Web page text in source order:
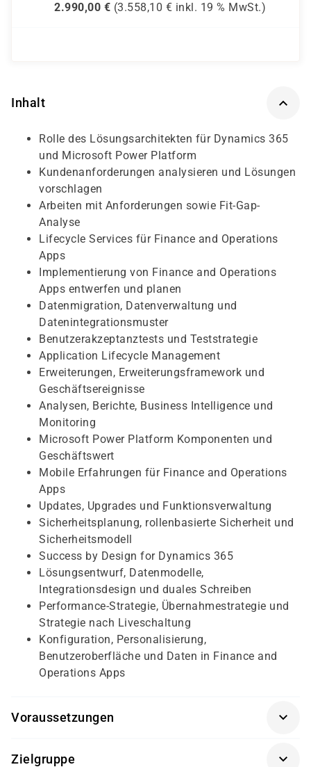
2.990,00 € (3.558,10 € inkl. 19 % MwSt.)
Inhalt
Rolle des Lösungsarchitekten für Dynamics 365
und Microsoft Power Platform
Kundenanforderungen analysieren und Lösungen
vorschlagen
Arbeiten mit Anforderungen sowie Fit-Gap-
Analyse
Lifecycle Services für Finance and Operations
Apps
Implementierung von Finance and Operations
Apps entwerfen und planen
Datenmigration, Datenverwaltung und
Datenintegrationsmuster
Benutzerakzeptanztests und Teststrategie
Application Lifecycle Management
Erweiterungen, Erweiterungsframework und
Geschäftsereignisse
Analysen, Berichte, Business Intelligence und
Monitoring
Microsoft Power Platform Komponenten und
Geschäftswert
Mobile Erfahrungen für Finance and Operations
Apps
Updates, Upgrades und Funktionsverwaltung
Sicherheitsplanung, rollenbasierte Sicherheit und
Sicherheitsmodell
Success by Design for Dynamics 365
Lösungsentwurf, Datenmodelle,
Integrationsdesign und duales Schreiben
Performance-Strategie, Übernahmestrategie und
Strategie nach Liveschaltung
Konfiguration, Personalisierung,
Benutzeroberfläche und Daten in Finance and
Operations Apps
Voraussetzungen
mit funktionalen oder technischen Schwerpunkten in
Zielgruppe